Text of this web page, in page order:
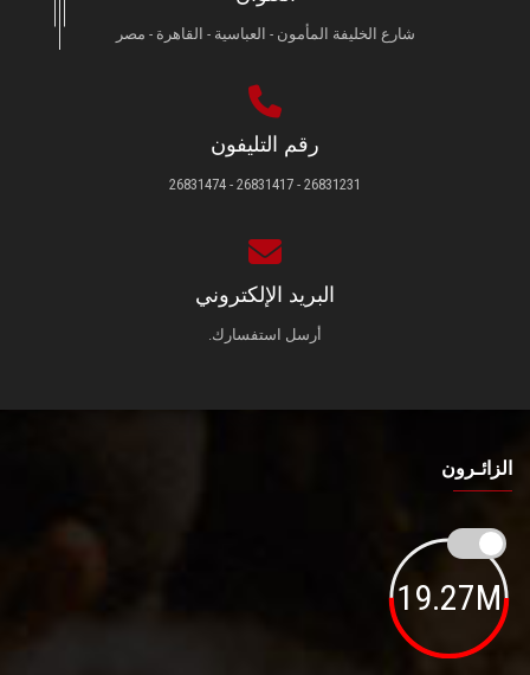
شارع الخليفة المأمون - العباسية - القاهرة - مصر
رقم التليفون
26831231 - 26831417 - 26831474
البريد الإلكتروني
أرسل استفسارك.
الزائـرون
19.27M